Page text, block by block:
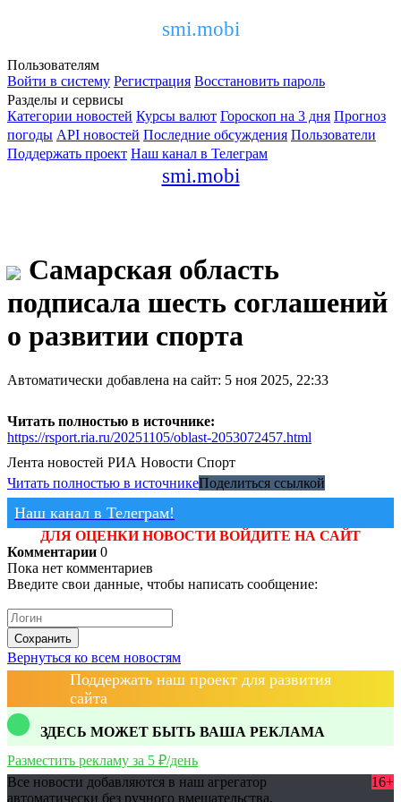
smi.mobi
Пользователям
Войти в систему Регистрация Восстановить пароль
Разделы и сервисы
Категории новостей Курсы валют Гороскоп на 3 дня Прогноз
погоды API новостей Последние обсуждения Пользователи
Поддержать проект Наш канал в Телеграм
smi.mobi
Самарская область
подписала шесть соглашений
о развитии спорта
Автоматически добавлена на сайт: 5 ноя 2025, 22:33
Читать полностью в источнике:
https://rsport.ria.ru/20251105/oblast-2053072457.html
Лента новостей РИА Новости Спорт
Читать полностью в источникеПоделиться ссылкой
Наш канал в Телеграм!
ДЛЯ ОЦЕНКИ НОВОСТИ ВОЙДИТЕ НА САЙТ
Комментарии 0
Пока нет комментариев
Введите свои данные, чтобы написать сообщение:
Сохранить
Вернуться ко всем новостям
Поддержать наш проект для развития
сайта
ЗДЕСЬ МОЖЕТ БЫТЬ ВАША РЕКЛАМА
Разместить рекламу за 5 ₽/день
Все новости добавляются в наш агрегатор
автоматически без ручного вмешательства.
16+